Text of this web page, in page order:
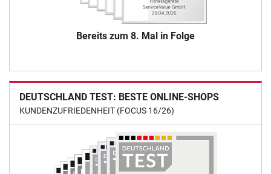
Bereits zum 8. Mal in Folge
DEUTSCHLAND TEST: BESTE ONLINE-SHOPS
KUNDENZUFRIEDENHEIT (FOCUS 16/26)